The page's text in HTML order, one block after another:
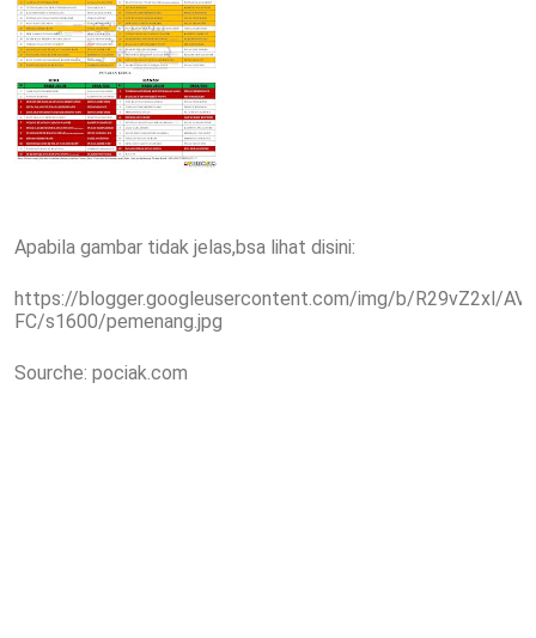
Apabila gambar tidak jelas,bsa lihat disini:
https://blogger.googleusercontent.com/img/b/R29vZ2xl/
FC/s1600/pemenang.jpg
Sourche: pociak.com